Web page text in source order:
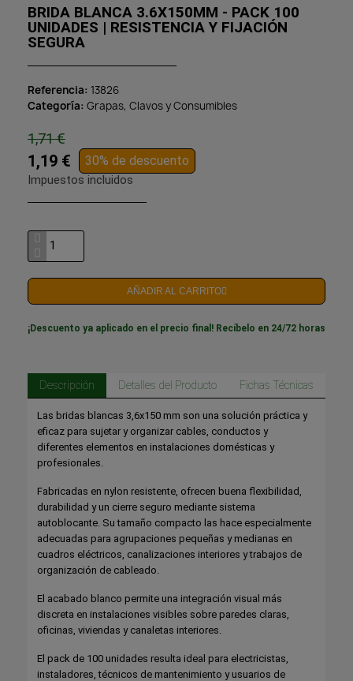
BRIDA BLANCA 3.6X150MM - PACK 100
UNIDADES | RESISTENCIA Y FIJACIÓN
SEGURA
Referencia 13826
Categoría Grapas, Clavos y Consumibles
1,71 €
1,19 € 30% de descuento
Impuestos incluidos
AÑADIR AL CARRITO
¡Descuento ya aplicado en el precio final! Recíbelo en 24/72 horas
Descripción Detalles del Producto Fichas Técnicas
Las bridas blancas 3,6x150 mm son una solución práctica y
eficaz para sujetar y organizar cables, conductos y
diferentes elementos en instalaciones domésticas y
profesionales.
Fabricadas en nylon resistente, ofrecen buena flexibilidad,
durabilidad y un cierre seguro mediante sistema
autoblocante. Su tamaño compacto las hace especialmente
adecuadas para agrupaciones pequeñas y medianas en
cuadros eléctricos, canalizaciones interiores y trabajos de
organización de cableado.
El acabado blanco permite una integración visual más
discreta en instalaciones visibles sobre paredes claras,
oficinas, viviendas y canaletas interiores.
El pack de 100 unidades resulta ideal para electricistas,
instaladores, técnicos de mantenimiento y usuarios de